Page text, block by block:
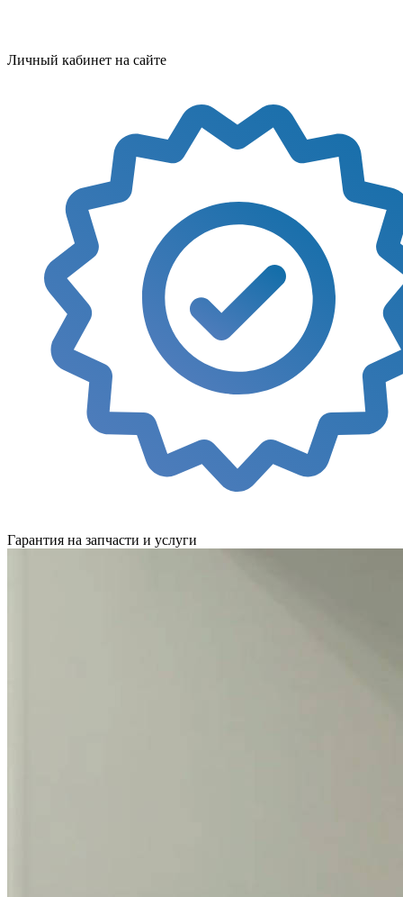
Личный кабинет на сайте
Гарантия на запчасти и услуги